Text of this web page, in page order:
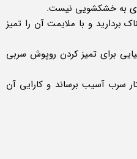
به خشکشویی نیست.
و با ملایمت آن را تمیز
برای تمیز کردن روپوش سربی
سرب آسیب برساند و کارایی آن